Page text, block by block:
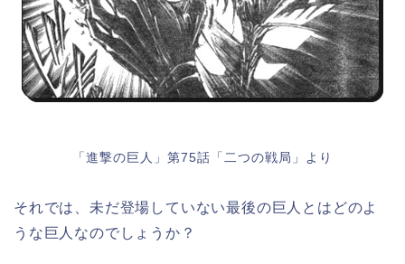
「進撃の巨人」第75話「二つの戦局」より
それでは、未だ登場していない最後の巨人とはどのよ
うな巨人なのでしょうか？